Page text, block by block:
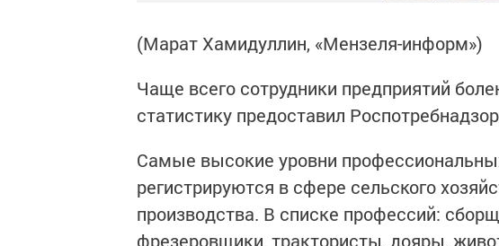
(Марат Хамидуллин, «Мензеля-информ»)
Чаще всего сотрудники предприятий
статистику предоставил
Самые высокие уровни
регистрируются в сфере сельского
производства. В списке профессий:
фрезеровщики, трактористы, дояры,